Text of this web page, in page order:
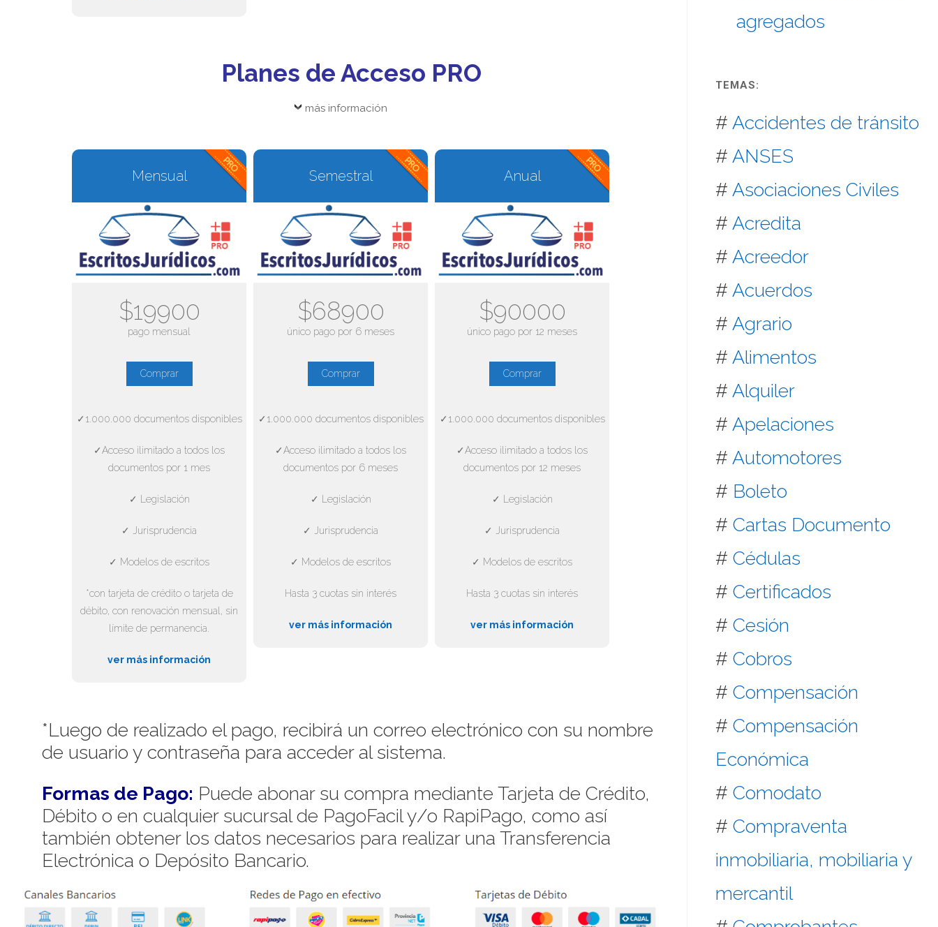
Planes de Acceso PRO
más información
Mensual
$19900
pago mensual
Comprar
✓1.000.000 documentos disponibles
✓Acceso ilimitado a todos los
documentos por 1 mes
✓ Legislación
✓ Jurisprudencia
✓ Modelos de escritos
*con tarjeta de crédito o tarjeta de
débito, con renovación mensual, sin
límite de permanencia.
ver más información
Semestral
$68900
único pago por 6 meses
Comprar
✓1.000.000 documentos disponibles
✓Acceso ilimitado a todos los
documentos por 6 meses
✓ Legislación
✓ Jurisprudencia
✓ Modelos de escritos
Hasta 3 cuotas sin interés
ver más información
Anual
$90000
único pago por 12 meses
Comprar
✓1.000.000 documentos disponibles
✓Acceso ilimitado a todos los
documentos por 12 meses
✓ Legislación
✓ Jurisprudencia
✓ Modelos de escritos
Hasta 3 cuotas sin interés
ver más información
*Luego de realizado el pago, recibirá un correo electrónico con su nombre
de usuario y contraseña para acceder al sistema.
Formas de Pago: Puede abonar su compra mediante Tarjeta de Crédito,
Débito o en cualquier sucursal de PagoFacil y/o RapiPago, como así
también obtener los datos necesarios para realizar una Transferencia
Electrónica o Depósito Bancario.
agregados
TEMAS:
# Accidentes de tránsito
# ANSES
# Asociaciones Civiles
# Acredita
# Acreedor
# Acuerdos
# Agrario
# Alimentos
# Alquiler
# Apelaciones
# Automotores
# Boleto
#Cartas Documento
#Cédulas
#Certificados
#Cesión
#Cobros
#Compensación
#Compensación
Económica
#Comodato
#Compraventa
inmobiliaria, mobiliaria y
mercantil